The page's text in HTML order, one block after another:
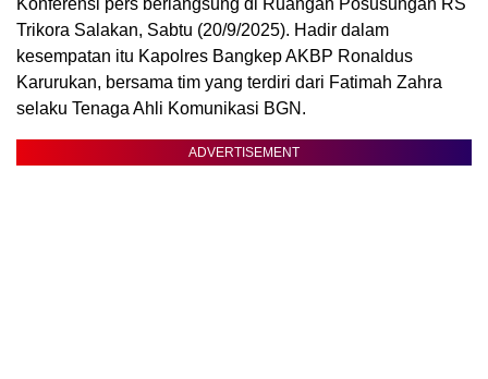
Trikora Salakan, Sabtu (20/9/2025). Hadir dalam
kesempatan itu Kapolres Bangkep AKBP Ronaldus
Karurukan, bersama tim yang terdiri dari Fatimah Zahra
selaku Tenaga Ahli Komunikasi BGN.
ADVERTISEMENT